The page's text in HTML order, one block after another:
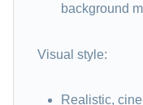
background
Visual style:
Realistic,